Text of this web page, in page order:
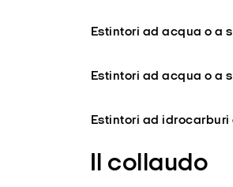
Estintori ad acqua o a
Estintori ad acqua o a
Estintori ad
Il collaudo